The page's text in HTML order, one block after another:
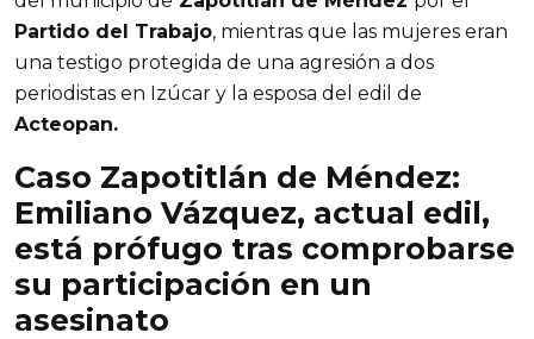
Partido del Trabajo, mientras que las mujeres eran
una testigo protegida de una agresión a dos
Acteopan.
Caso Zapotitlán de Méndez:
Emiliano Vázquez, actual edil,
está prófugo tras comprobarse
su participación en un
asesinato